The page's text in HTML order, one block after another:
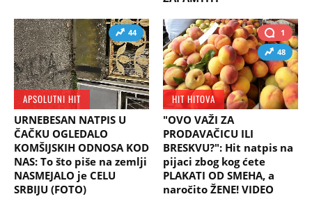
44
APSOLUTNI HIT
URNEBESAN NATPIS U
ČAČKU OGLEDALO
KOMŠIJSKIH ODNOSA KOD
NAS: To što piše na zemlji
NASMEJALO je CELU
SRBIJU (FOTO)
1
48
HIT HITOVA
"OVO VAŽI ZA
PRODAVAČICU ILI
BRESKVU?": Hit natpis na
pijaci zbog kog ćete
PLAKATI OD SMEHA, a
naročito ŽENE! VIDEO